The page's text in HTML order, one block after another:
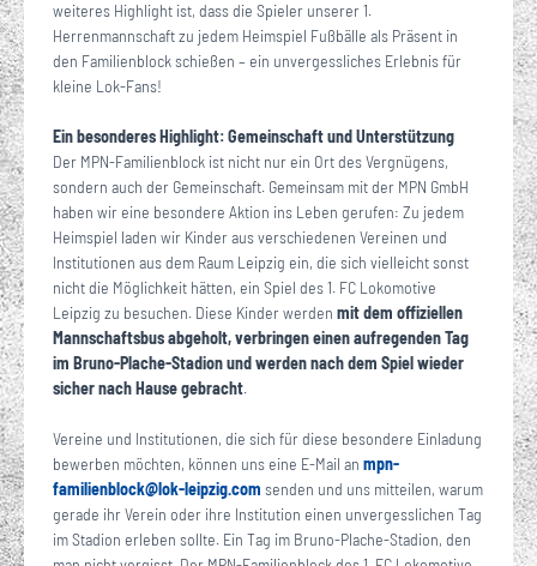
weiteres Highlight ist, dass die Spieler unserer 1.
Herrenmannschaft zu jedem Heimspiel Fußbälle als Präsent in
den Familienblock schießen – ein unvergessliches Erlebnis für
kleine Lok-Fans!
Ein besonderes Highlight: Gemeinschaft und Unterstützung
Der MPN-Familienblock ist nicht nur ein Ort des Vergnügens,
sondern auch der Gemeinschaft. Gemeinsam mit der MPN GmbH
haben wir eine besondere Aktion ins Leben gerufen: Zu jedem
Heimspiel laden wir Kinder aus verschiedenen Vereinen und
Institutionen aus dem Raum Leipzig ein, die sich vielleicht sonst
nicht die Möglichkeit hätten, ein Spiel des 1. FC Lokomotive
Leipzig zu besuchen. Diese Kinder werden mit dem offiziellen
Mannschaftsbus abgeholt, verbringen einen aufregenden Tag
im Bruno-Plache-Stadion und werden nach dem Spiel wieder
sicher nach Hause gebracht.
Vereine und Institutionen, die sich für diese besondere Einladung
bewerben möchten, können uns eine E-Mail an mpn-
familienblock@lok-leipzig·com senden und uns mitteilen, warum
gerade ihr Verein oder ihre Institution einen unvergesslichen Tag
im Stadion erleben sollte. Ein Tag im Bruno-Plache-Stadion, den